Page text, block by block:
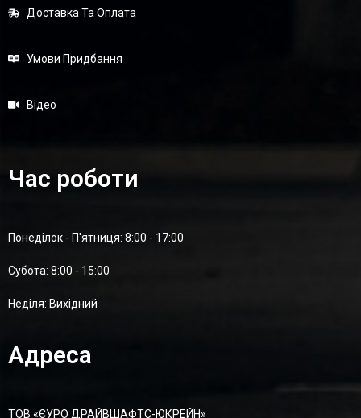
Доставка Та Оплата
Умови Придбання
Відео
Час роботи
Понеділок - П'ятниця: 8:00 - 17:00
Суботa: 8:00 - 15:00
Неділя: Вихідний
Адреса
ТОВ «ЄУРО ДРАЙВШАФТC-ЮКРЕЙН»